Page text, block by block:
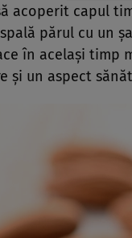
acoperit capul
părul cu un
în acelaşi timp
şi un aspect